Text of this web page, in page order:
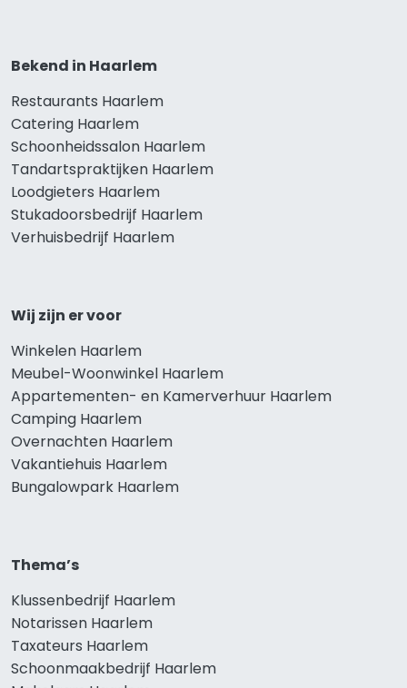
Bekend in Haarlem
Restaurants Haarlem
Catering Haarlem
Schoonheidssalon Haarlem
Tandartspraktijken Haarlem
Loodgieters Haarlem
Stukadoorsbedrijf Haarlem
Verhuisbedrijf Haarlem
Wij zijn er voor
Winkelen Haarlem
Meubel-Woonwinkel Haarlem
Appartementen- en Kamerverhuur Haarlem
Camping Haarlem
Overnachten Haarlem
Vakantiehuis Haarlem
Bungalowpark Haarlem
Thema’s
Klussenbedrijf Haarlem
Notarissen Haarlem
Taxateurs Haarlem
Schoonmaakbedrijf Haarlem